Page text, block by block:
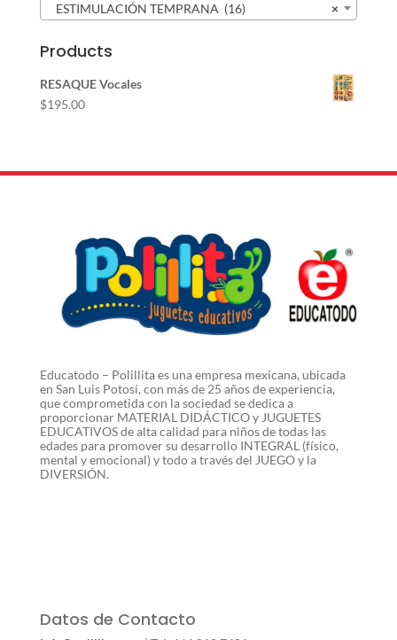
×
ESTIMULACIÓN TEMPRANA (16)
Products
RESAQUE Vocales
$195.00
Educatodo – Polillita es una empresa mexicana, ubicada
en San Luis Potosí, con más de 25 años de experiencia,
que comprometida con la sociedad se dedica a
proporcionar MATERIAL DIDÁCTICO y JUGUETES
EDUCATIVOS de alta calidad para niños de todas las
edades para promover su desarrollo INTEGRAL (físico,
mental y emocional) y todo a través del JUEGO y la
DIVERSIÓN.
Datos de Contacto